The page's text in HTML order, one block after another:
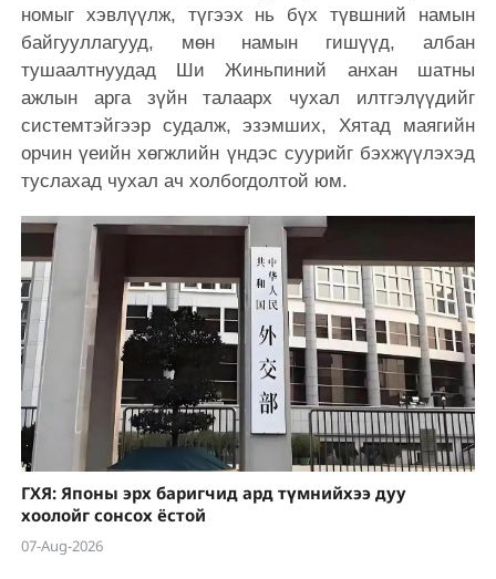
номыг хэвлүүлж, түгээх нь бүх түвшний намын
байгууллагууд, мөн намын гишүүд, албан
тушаалтнуудад Ши Жиньпиний анхан шатны
ажлын арга зүйн талаарх чухал илтгэлүүдийг
системтэйгээр судалж, эзэмших, Хятад маягийн
орчин үеийн хөгжлийн үндэс суурийг бэхжүүлэхэд
туслахад чухал ач холбогдолтой юм.
ГХЯ: Японы эрх баригчид ард түмнийхээ дуу
хоолойг сонсох ёстой
07-Aug-2026